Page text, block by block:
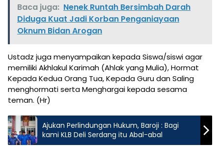
Baca juga: Nenek Runtah Bersimbah Darah
Diduga Kuat Jadi Korban Penganiayaan
Oknum Bidan Arogan
Ustadz juga menyampaikan kepada Siswa/siswi agar
memiliki Akhlakul Karimah (Ahlak yang Mulia), Hormat
Kepada Kedua Orang Tua, Kepada Guru dan Saling
menghormati serta Menghargai kepada sesama
teman. (Hr)
Ajukan Perlindungan Hukum, Baroji : Bagi
kami KLB Deli Serdang itu Abal-abal